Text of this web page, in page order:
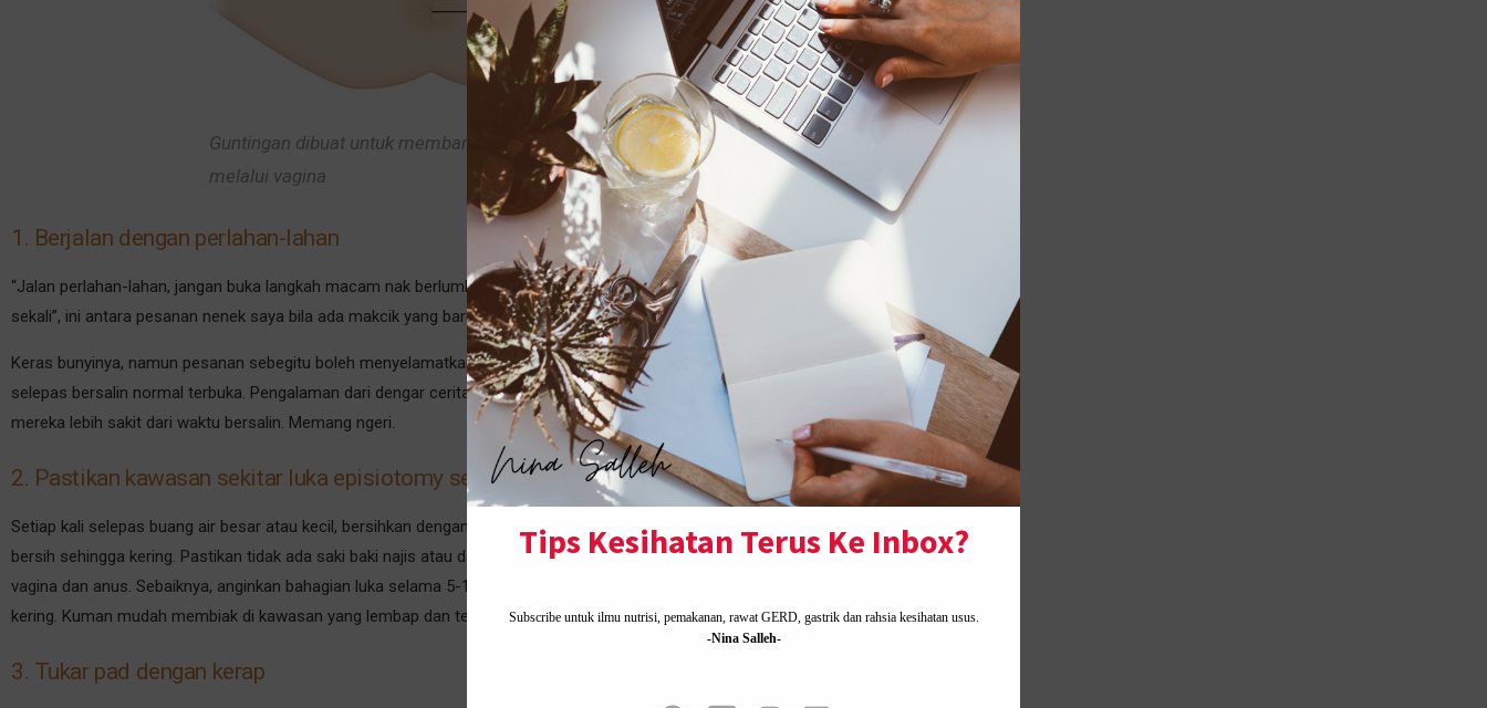
Guntingan dibuat untuk membantu pengeluaran bayi
melalui vagina
1. Berjalan dengan perlahan-lahan
“Jalan perlahan-lahan, jangan buka langkah macam nak berlumba lari. Nanti koyak tak pasal-pasal kena jahit lagi
sekali”, ini antara pesanan nenek saya bila ada makcik yang baru bersalin normal pulang ke rumah untuk berpantang.
Keras bunyinya, namun pesanan sebegitu boleh menyelamatkan diri daripada dijahit ‘hidup-hidup’ bila jahitan asal
selepas bersalin normal terbuka. Pengalaman dari dengar cerita rakan-rakan yang perlu dijahit untuk kali kedua, kata
mereka lebih sakit dari waktu bersalin. Memang ngeri.
2. Pastikan kawasan sekitar luka episiotomy sentiasa bersih dan kering
Setiap kali selepas buang air besar atau kecil, bersihkan dengan air paip seperti biasa kemudian lap dengan kain
bersih sehingga kering. Pastikan tidak ada saki baki najis atau darah nifas pada perineum, iaitu bahagian antara
vagina dan anus. Sebaiknya, anginkan bahagian luka selama 5-10 minit setiap kali dibersihkan supaya betul-betul
kering. Kuman mudah membiak di kawasan yang lembap dan tertutup.
3. Tukar pad dengan kerap